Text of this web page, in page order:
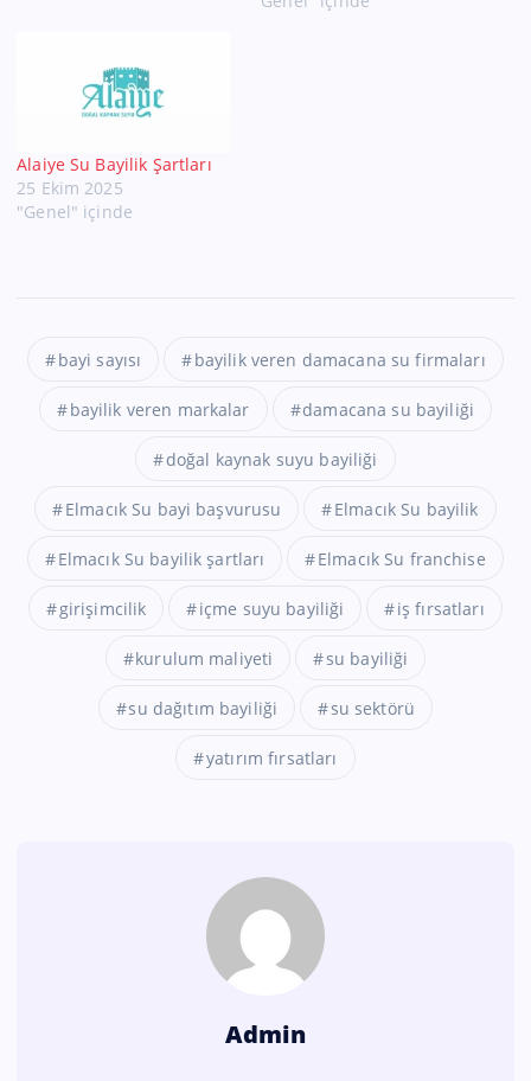
Alaiye Su Bayilik Şartları
25 Ekim 2025
"Genel" içinde
bayi sayısı bayilik veren damacana su firmaları
bayilik veren markalar damacana su bayiliği
doğal kaynak suyu bayiliği
Elmacık Su bayi başvurusu Elmacık Su bayilik
Elmacık Su bayilik şartları Elmacık Su franchise
girişimcilik içme suyu bayiliği iş fırsatları
kurulum maliyeti su bayiliği
su dağıtım bayiliği su sektörü
yatırım fırsatları
Admin